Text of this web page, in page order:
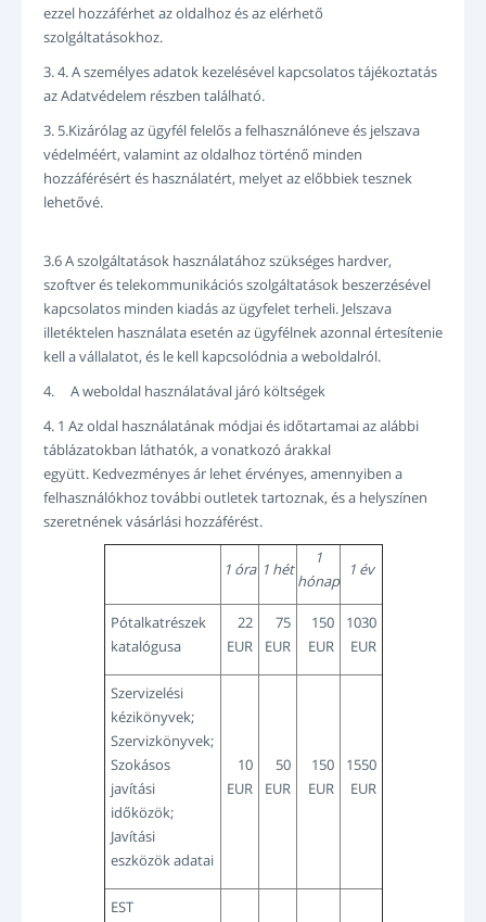
ezzel hozzáférhet az oldalhoz és az elérhető
szolgáltatásokhoz.
3. 4. A személyes adatok kezelésével kapcsolatos tájékoztatás
az Adatvédelem részben található.
3. 5.Kizárólag az ügyfél felelős a felhasználóneve és jelszava
védelméért, valamint az oldalhoz történő minden
hozzáférésért és használatért, melyet az előbbiek tesznek
lehetővé.
3.6 A szolgáltatások használatához szükséges hardver,
szoftver és telekommunikációs szolgáltatások beszerzésével
kapcsolatos minden kiadás az ügyfelet terheli. Jelszava
illetéktelen használata esetén az ügyfélnek azonnal értesítenie
kell a vállalatot, és le kell kapcsolódnia a weboldalról.
4. A weboldal használatával járó költségek
4. 1 Az oldal használatának módjai és időtartamai az alábbi
táblázatokban láthatók, a vonatkozó árakkal
együtt. Kedvezményes ár lehet érvényes, amennyiben a
felhasználókhoz további outletek tartoznak, és a helyszínen
szeretnének vásárlási hozzáférést.
1 óra 1 hét
1
hónap
1 év
Pótalkatrészek
katalógusa
22
EUR
75
EUR
150
EUR
1030
EUR
Szervizelési
kézikönyvek;
Szervizkönyvek;
Szokásos
javítási
időközök;
Javítási
eszközök adatai
10
EUR
50
EUR
150
EUR
1550
EUR
EST